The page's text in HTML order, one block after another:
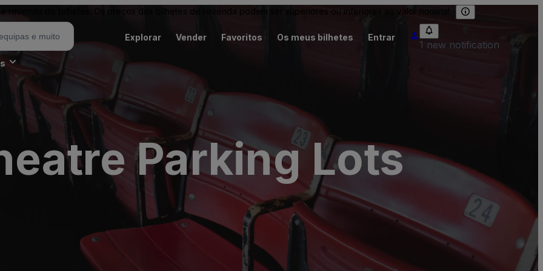
revenda de bilhetes. Os preços dos bilhetes de revenda podem ser superiores ou inferiores ao valor nominal.
Explorar Vender Favoritos Os meus bilhetes Entrar
1 new notification
Parking Lots